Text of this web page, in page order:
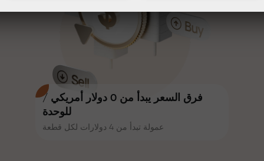
فرق السعر يبدأ من 0 دولار أمريكي /
للوحدة
عمولة تبدأ من 4 دولارات لكل قطعة
تتشارك سرعة المسار وسرعة التداول
نفس القيم. يُضفي أليش لوبرايس
عناصر الحماس والانضباط على عالم
التداول، ويعمل كشريك يُلهم العملاء
لتحقيق أهداف طموحة.
نحن نضمن أرباحك
مكافأة تصل إلى 1000 ضعف - أكبر